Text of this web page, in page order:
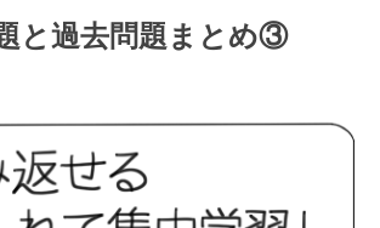
と過去問題まとめ③